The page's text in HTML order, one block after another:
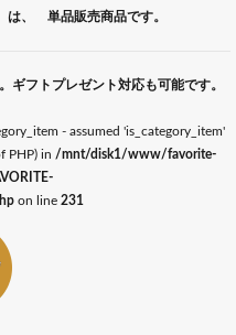
、 単品販売商品です。
ギフトプレゼント対応も可能です。
- assumed 'is_category_item'
PHP) in /mnt/disk1/www/favorite-
on line 231
対応